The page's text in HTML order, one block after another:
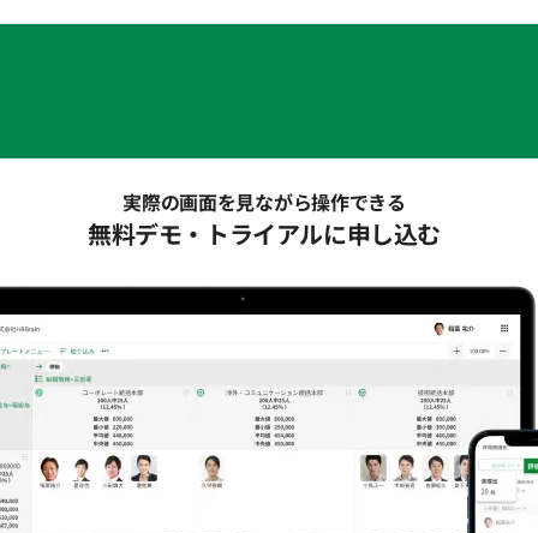
実際の画面を見ながら操作できる
無料デモ・トライアルに申し込む